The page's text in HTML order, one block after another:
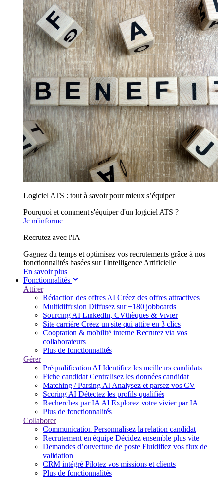
Logiciel ATS : tout à savoir pour mieux s’équiper
Pourquoi et comment s'équiper d'un logiciel ATS ?
Je m'informe
Recrutez avec l'IA
Gagnez du temps et optimisez vos recrutements grâce à nos
fonctionnalités basées sur l'Intelligence Artificielle
En savoir plus
Fonctionnalités
Attirer
Rédaction des offres AI Créez des offres attractives
Multidiffusion Diffusez sur +180 jobboards
Sourcing AI LinkedIn, CVthèques & Vivier
Site carrière Créez un site qui attire en 3 clics
Cooptation & mobilité interne Recrutez via vos
collaborateurs
Plus de fonctionnalités
Gérer
Préqualification AI Identifiez les meilleurs candidats
Fiche candidat Centralisez les données candidat
Matching / Parsing AI Analysez et parsez vos CV
Scoring AI Détectez les profils qualifiés
Recherches par IA AI Explorez votre vivier par IA
Plus de fonctionnalités
Collaborer
Communication Personnalisez la relation candidat
Recrutement en équipe Décidez ensemble plus vite
Demandes d’ouverture de poste Fluidifiez vos flux de
validation
CRM intégré Pilotez vos missions et clients
Plus de fonctionnalités